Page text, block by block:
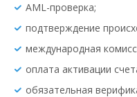
AML-проверка;
подтверждение
международная
оплата активации
обязательная